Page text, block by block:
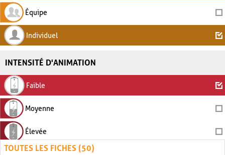
Équipe
Individuel
INTENSITÉ D'ANIMATION
Faible
Moyenne
Élevée
TOUTES LES FICHES (50)